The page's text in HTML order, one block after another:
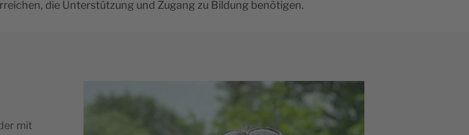
die Unterstützung und Zugang zu Bildung benötigen.
mit